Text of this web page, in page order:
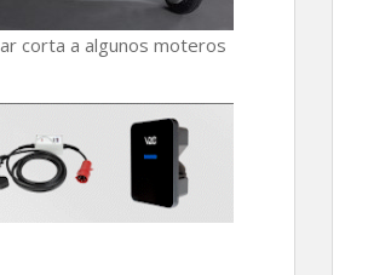
corta a algunos moteros